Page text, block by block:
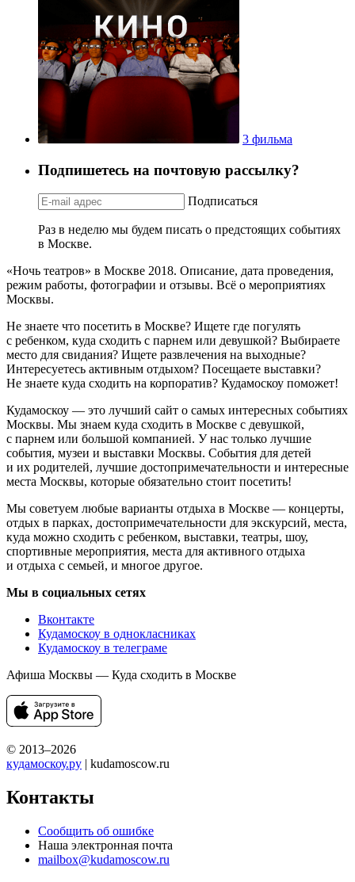
3 фильма
Подпишетесь на почтовую рассылку?
Подписаться
Раз в неделю мы будем писать о предстоящих событиях
в Москве.
«Ночь театров» в Москве 2018. Описание, дата проведения,
режим работы, фотографии и отзывы. Всё о мероприятиях
Москвы.
Не знаете что посетить в Москве? Ищете где погулять
с ребенком, куда сходить с парнем или девушкой? Выбираете
место для свидания? Ищете развлечения на выходные?
Интересуетесь активным отдыхом? Посещаете выставки?
Не знаете куда сходить на корпоратив? Кудамоскоу поможет!
Кудамоскоу — это лучший сайт о самых интересных событиях
Москвы. Мы знаем куда сходить в Москве с девушкой,
с парнем или большой компанией. У нас только лучшие
события, музеи и выставки Москвы. События для детей
и их родителей, лучшие достопримечательности и интересные
места Москвы, которые обязательно стоит посетить!
Мы советуем любые варианты отдыха в Москве — концерты,
отдых в парках, достопримечательности для экскурсий, места,
куда можно сходить с ребенком, выставки, театры, шоу,
спортивные мероприятия, места для активного отдыха
и отдыха с семьей, и многое другое.
Мы в социальных сетях
Вконтакте
Кудамоскоу в однокласниках
Кудамоскоу в телеграме
Афиша Москвы — Куда сходить в Москве
© 2013–2026
кудамоскоу.ру | kudamoscow.ru
Контакты
Сообщить об ошибке
Наша электронная почта
mailbox@kudamoscow.ru